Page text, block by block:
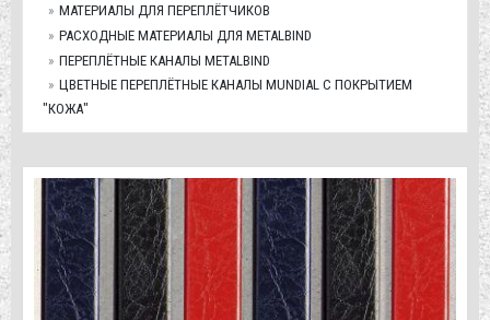
МАТЕРИАЛЫ ДЛЯ ПЕРЕПЛЁТЧИКОВ
РАСХОДНЫЕ МАТЕРИАЛЫ ДЛЯ METALBIND
ПЕРЕПЛЁТНЫЕ КАНАЛЫ METALBIND
ЦВЕТНЫЕ ПЕРЕПЛЁТНЫЕ КАНАЛЫ MUNDIAL С ПОКРЫТИЕМ
"КОЖА"